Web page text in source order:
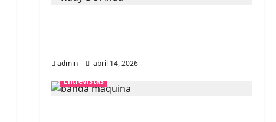
admin
abril 14, 2026
Entrevistas